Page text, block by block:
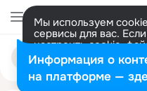
Мы используем
сервисы для вас.
настроить cookie-
представитель.
Разрешить все
Поиск
людям
margarita leonova
Информация о
на платформе —